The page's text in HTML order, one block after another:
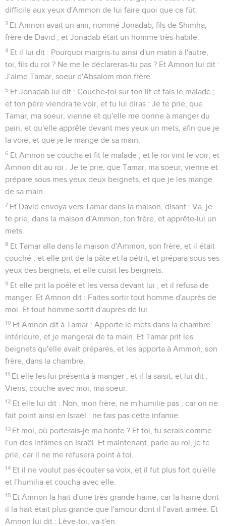
difficile aux yeux d'Ammon de lui faire quoi que ce fût.
3 Et Amnon avait un ami, nommé Jonadab, fils de Shimha,
frère de David ; et Jonadab était un homme très-habile.
4 Et il lui dit : Pourquoi maigris-tu ainsi d'un matin à l'autre,
toi, fils du roi ? Ne me le déclareras-tu pas ? Et Amnon lui dit :
J'aime Tamar, soeur d'Absalom mon frère.
5 Et Jonadab lui dit : Couche-toi sur ton lit et fais le malade ;
et ton père viendra te voir, et tu lui diras : Je te prie, que
Tamar, ma soeur, vienne et qu'elle me donne à manger du
pain, et qu'elle apprête devant mes yeux un mets, afin que je
la voie, et que je le mange de sa main.
6 Et Amnon se coucha et fit le malade ; et le roi vint le voir, et
Amnon dit au roi : Je te prie, que Tamar, ma soeur, vienne et
prépare sous mes yeux deux beignets, et que je les mange
de sa main.
7 Et David envoya vers Tamar dans la maison, disant : Va, je
te prie, dans la maison d'Ammon, ton frère, et apprête-lui un
mets.
8 Et Tamar alla dans la maison d'Ammon, son frère, et il était
couché ; et elle prit de la pâte et la pétrit, et prépara sous ses
yeux des beignets, et elle cuisit les beignets.
9 Et elle prit la poêle et les versa devant lui ; et il refusa de
manger. Et Amnon dit : Faites sortir tout homme d'auprès de
moi. Et tout homme sortit d'auprès de lui.
10 Et Amnon dit à Tamar : Apporte le mets dans la chambre
intérieure, et je mangerai de ta main. Et Tamar prit les
beignets qu'elle avait préparés, et les apporta à Ammon, son
frère, dans la chambre.
11 Et elle les lui présenta à manger ; et il la saisit, et lui dit :
Viens, couche avec moi, ma soeur.
12 Et elle lui dit : Non, mon frère, ne m'humilie pas ; car on ne
fait point ainsi en Israël : ne fais pas cette infamie.
13 Et moi, où porterais-je ma honte ? Et toi, tu serais comme
l'un des infâmes en Israël. Et maintenant, parle au roi, je te
prie, car il ne me refusera point à toi.
14 Et il ne voulut pas écouter sa voix, et il fut plus fort qu'elle
et l'humilia et coucha avec elle.
15 Et Amnon la haït d'une très-grande haine, car la haine dont
il la haït était plus grande que l'amour dont il l'avait aimée. Et
Amnon lui dit : Lève-toi, va-t'en.